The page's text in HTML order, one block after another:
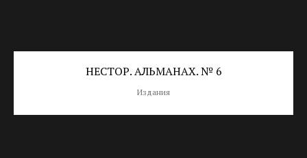
НЕСТОР. АЛЬМАНАХ. № 6
Издания